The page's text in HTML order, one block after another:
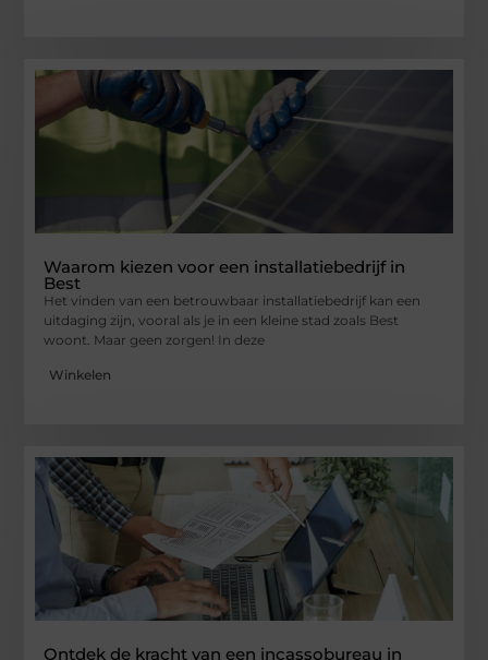
Waarom kiezen voor een installatiebedrijf in
Best
Het vinden van een betrouwbaar installatiebedrijf kan een
uitdaging zijn, vooral als je in een kleine stad zoals Best
woont. Maar geen zorgen! In deze
Winkelen
Ontdek de kracht van een incassobureau in